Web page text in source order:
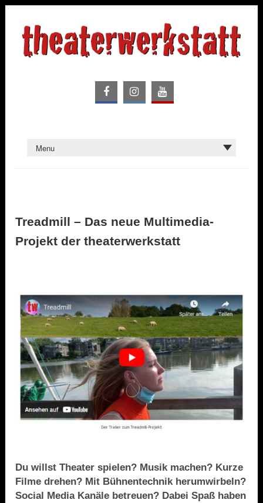
Treadmill – Das neue Multimedia-
Projekt der theaterwerkstatt
Du willst Theater spielen? Musik machen? Kurze
Filme drehen? Mit Bühnentechnik herumwirbeln?
Social Media Kanäle betreuen? Dabei Spaß haben